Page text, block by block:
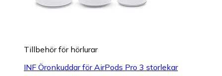
Tillbehör för hörlurar
INF Öronkuddar för AirPods Pro 3 storlekar